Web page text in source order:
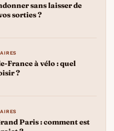
sans laisser de
sorties ?
France à vélo : quel
?
Paris : comment est